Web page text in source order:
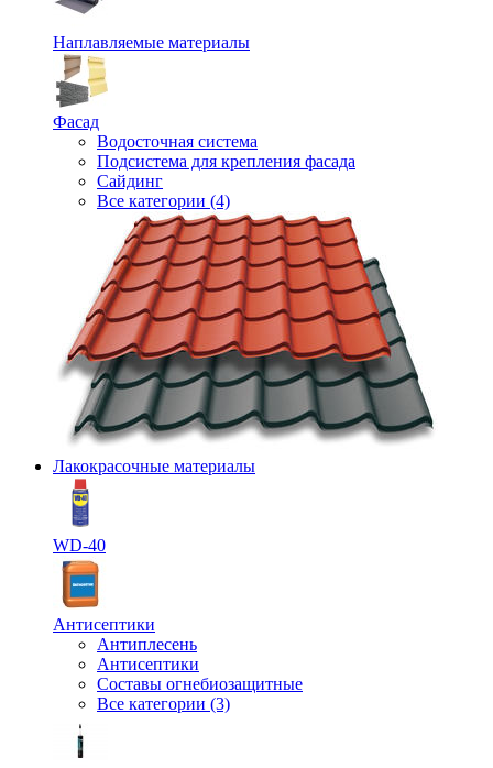
Наплавляемые материалы
Фасад
Водосточная система
Подсистема для крепления фасада
Сайдинг
Все категории (4)
Лакокрасочные материалы
WD-40
Антисептики
Антиплесень
Антисептики
Составы огнебиозащитные
Все категории (3)